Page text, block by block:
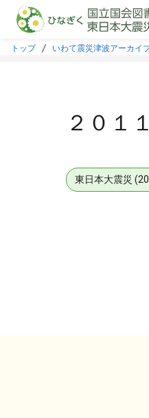
本文に飛ぶ
トップ いわて震災津波アーカイ
２０１
東日本大震災